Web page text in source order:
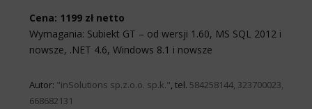
Cena: 1199 zł netto
Wymagania: Subiekt GT – od wersji 1.60, MS SQL 2012 i
nowsze, .NET 4.6, Windows 8.1 i nowsze
Autor: "inSolutions sp.z.o.o. sp.k." , tel. 584258144, 323700023,
668682131